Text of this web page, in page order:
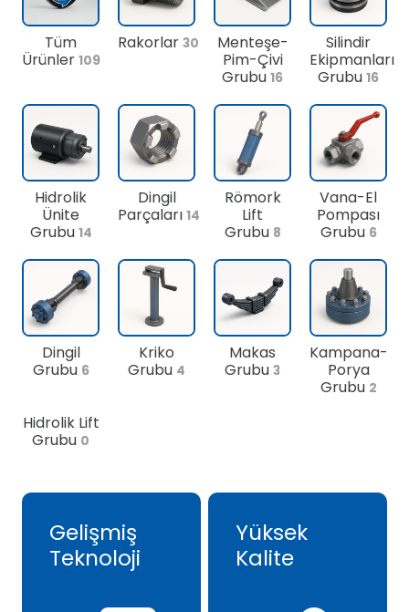
Tüm
Ürünler 109
Rakorlar 30
Menteşe-
Pim-Çivi
Grubu 16
Silindir
Ekipmanları
Grubu 16
Hidrolik
Ünite
Grubu 14
Dingil
Parçaları 14
Römork
Lift
Grubu 8
Vana-El
Pompası
Grubu 6
Dingil
Grubu 6
Kriko
Grubu 4
Makas
Grubu 3
Kampana-
Porya
Grubu 2
Hidrolik Lift
Grubu 0
Gelişmiş
Teknoloji
Yüksek
Kalite